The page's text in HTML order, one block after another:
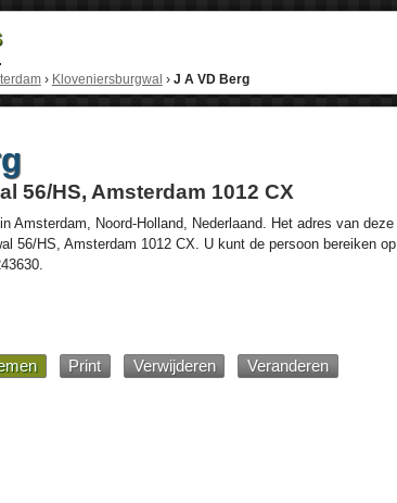
› Kloveniersburgwal › J A VD Berg
56/HS, Amsterdam 1012 CX
Amsterdam Noord-Holland, Nederlaand. Het adres van deze
56/HS , Amsterdam 1012 CX . U kunt de persoon bereiken op
.
Print Verwijderen
Veranderen